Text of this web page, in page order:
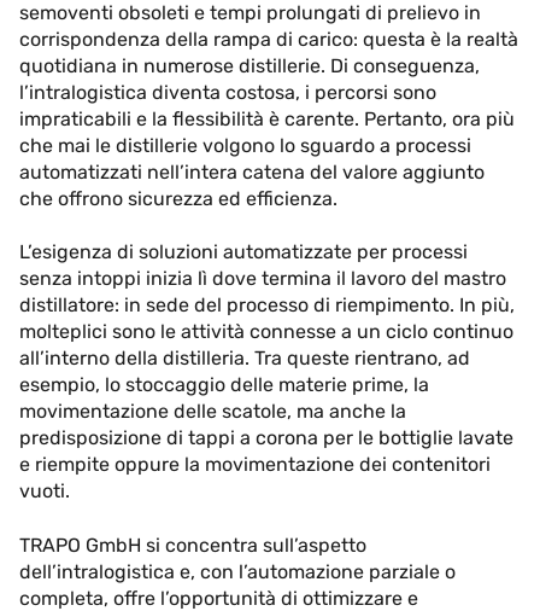
semoventi obsoleti e tempi prolungati di prelievo in
corrispondenza della rampa di carico: questa è la realtà
quotidiana in numerose distillerie. Di conseguenza,
l’intralogistica diventa costosa, i percorsi sono
impraticabili e la flessibilità è carente. Pertanto, ora più
che mai le distillerie volgono lo sguardo a processi
automatizzati nell’intera catena del valore aggiunto
che offrono sicurezza ed efficienza.
L’esigenza di soluzioni automatizzate per processi
senza intoppi inizia lì dove termina il lavoro del mastro
distillatore: in sede del processo di riempimento. In più,
molteplici sono le attività connesse a un ciclo continuo
all’interno della distilleria. Tra queste rientrano, ad
esempio, lo stoccaggio delle materie prime, la
movimentazione delle scatole, ma anche la
predisposizione di tappi a corona per le bottiglie lavate
e riempite oppure la movimentazione dei contenitori
vuoti.
TRAPO GmbH si concentra sull’aspetto
dell’intralogistica e, con l’automazione parziale o
completa, offre l’opportunità di ottimizzare e